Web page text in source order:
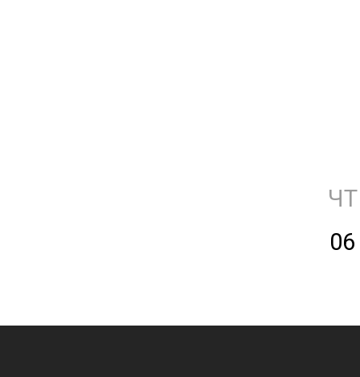
ЧТ
06